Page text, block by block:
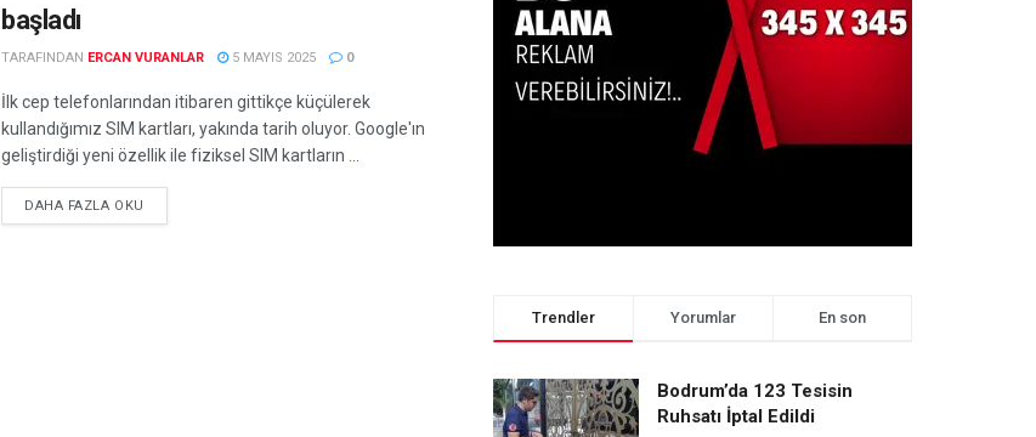
başladı
TARAFINDAN ERCAN VURANLAR 5 MAYIS 2025 0
İlk cep telefonlarından itibaren gittikçe küçülerek
kullandığımız SIM kartları, yakında tarih oluyor. Google'ın
geliştirdiği yeni özellik ile fiziksel SIM kartların ...
DAHA FAZLA OKU
Trendler Yorumlar En son
Bodrum’da 123 Tesisin
Ruhsatı İptal Edildi